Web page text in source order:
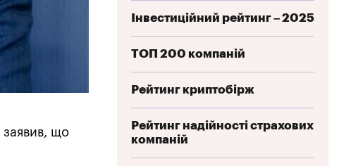
заявив, що
Інвестиційний рейтинг – 2025
ТОП 200 компаній
Рейтинг криптобірж
Рейтинг надійності страхових
компаній